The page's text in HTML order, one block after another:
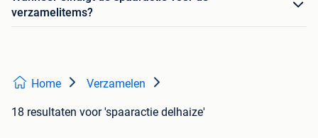
verzamelitems?
Home Verzamelen
18 resultaten voor 'spaaractie delhaize'